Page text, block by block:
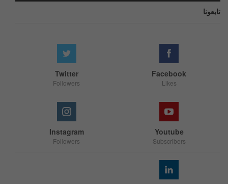
تابعونا
Facebook
Likes
Twitter
Followers
Youtube
Subscribers
Instagram
Followers